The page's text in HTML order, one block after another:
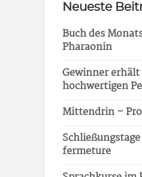
Neueste
Buch des
Pharaonin
Gewinner erhält
hochwertigen
Mittendrin –
fermeture